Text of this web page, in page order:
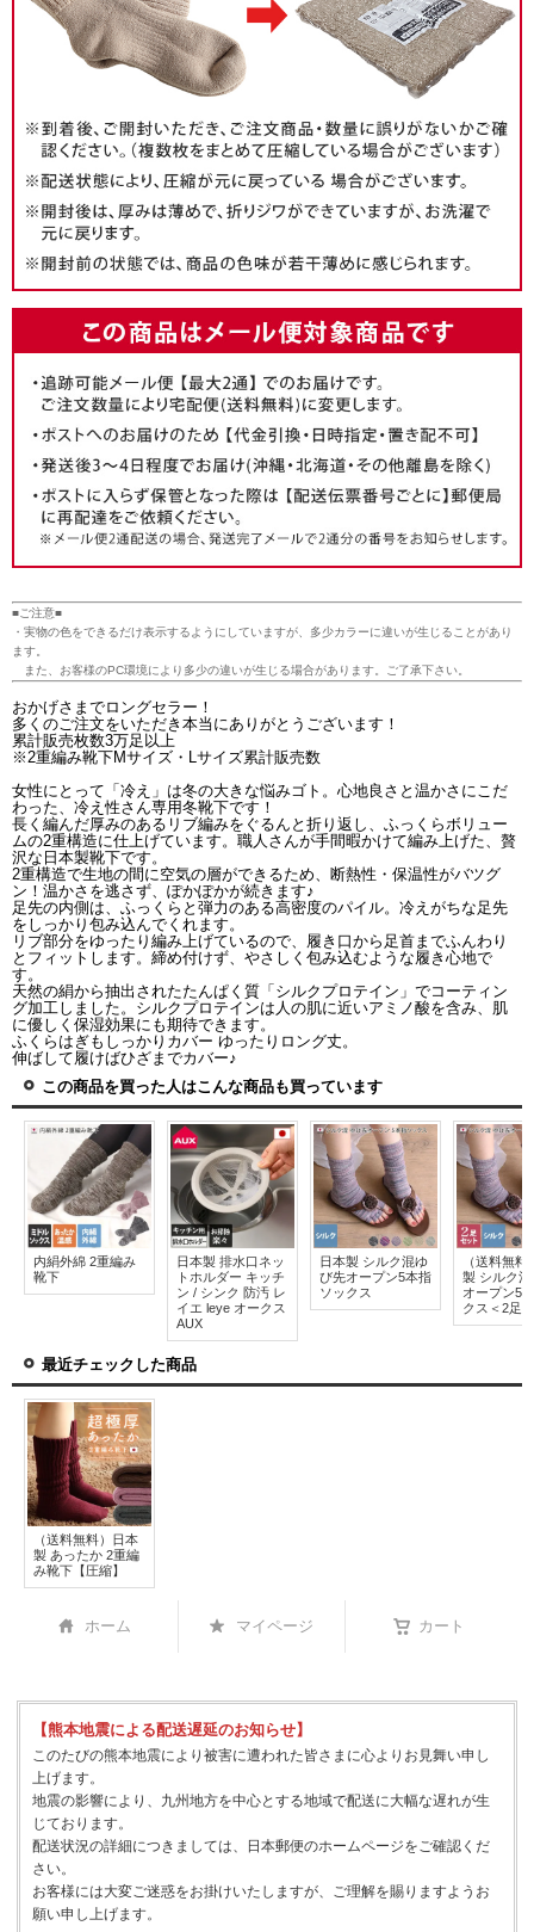
■ご注意■
・実物の色をできるだけ表示するようにしていますが、多少カラーに違いが生じることがあり
ます。
また、お客様のPC環境により多少の違いが生じる場合があります。ご了承下さい。
おかげさまでロングセラー！
多くのご注文をいただき本当にありがとうございます！
累計販売枚数3万足以上
※2重編み靴下Mサイズ・Lサイズ累計販売数
女性にとって「冷え」は冬の大きな悩みゴト。心地良さと温かさにこだ
わった、冷え性さん専用冬靴下です！
長く編んだ厚みのあるリブ編みをぐるんと折り返し、ふっくらボリュー
ムの2重構造に仕上げています。職人さんが手間暇かけて編み上げた、贅
沢な日本製靴下です。
2重構造で生地の間に空気の層ができるため、断熱性・保温性がバツグ
ン！温かさを逃さず、ぽかぽかが続きます♪
足先の内側は、ふっくらと弾力のある高密度のパイル。冷えがちな足先
をしっかり包み込んでくれます。
リブ部分をゆったり編み上げているので、履き口から足首までふんわり
とフィットします。締め付けず、やさしく包み込むような履き心地で
す。
天然の絹から抽出されたたんぱく質「シルクプロテイン」でコーティン
グ加工しました。シルクプロテインは人の肌に近いアミノ酸を含み、肌
に優しく保湿効果にも期待できます。
ふくらはぎもしっかりカバー ゆったりロング丈。
伸ばして履けばひざまでカバー♪
この商品を買った人はこんな商品も買っています
内絹外綿 2重編み
靴下
日本製 排水口ネッ
トホルダー キッチ
ン / シンク 防汚 レ
イエ leye オークス
AUX
日本製 シルク混ゆ
び先オープン5本指
ソックス
（送料無料
製 シルク
オープン5
クス＜2足
最近チェックした商品
（送料無料）日本
製 あったか 2重編
み靴下【圧縮】
ホーム マイページ カート
【熊本地震による配送遅延のお知らせ】
このたびの熊本地震により被害に遭われた皆さまに心よりお見舞い申し
上げます。
地震の影響により、九州地方を中心とする地域で配送に大幅な遅れが生
じております。
配送状況の詳細につきましては、日本郵便のホームページをご確認くだ
さい。
お客様には大変ご迷惑をお掛けいたしますが、ご理解を賜りますようお
願い申し上げます。